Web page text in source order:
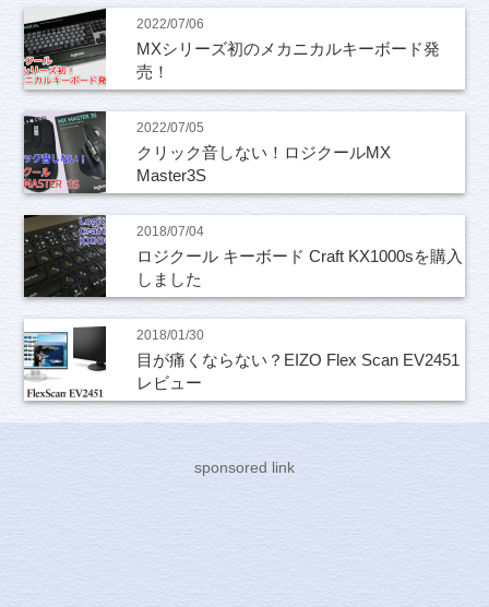
2022/07/06
MXシリーズ初のメカニカルキーボード発
売！
2022/07/05
クリック音しない！ロジクールMX
Master3S
2018/07/04
ロジクール キーボード Craft KX1000sを購入
しました
2018/01/30
目が痛くならない？EIZO Flex Scan EV2451
レビュー
sponsored link